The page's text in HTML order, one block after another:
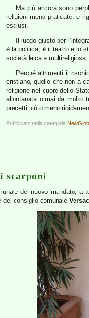
Ma più ancora sono
religioni meno praticate, e
esclusi.
Il luogo giusto per
è la politica, è il teatro e lo
società laica e
Perché altrimenti il
cristiano, quello che non a
religione nel cuore dello
allontanata ormai da molto
precetti più o meno
Pubblicato nella categoria
scarponi
del nuovo mandato, a
del consiglio comunale